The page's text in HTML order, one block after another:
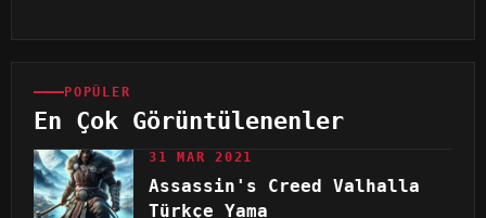
POPÜLER
En Çok Görüntülenenler
31 MAR 2021
Assassin's Creed Valhalla
Türkçe Yama